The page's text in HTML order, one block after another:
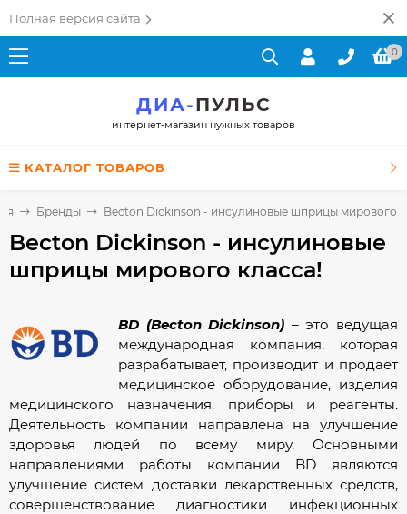
Полная версия сайта
0
ДИА-ПУЛЬС
интернет-магазин нужных товаров
КАТАЛОГ ТОВАРОВ
Бренды Becton Dickinson - инсулиновые шприцы мирового
Becton Dickinson - инсулиновые
шприцы мирового класса!
BD (Becton Dickinson) – это ведущая
международная компания, которая
разрабатывает, производит и продает
медицинское оборудование, изделия
медицинского назначения, приборы и реагенты.
Деятельность компании направлена на улучшение
здоровья людей по всему миру. Основными
направлениями работы компании BD являются
улучшение систем доставки лекарственных средств,
совершенствование диагностики инфекционных